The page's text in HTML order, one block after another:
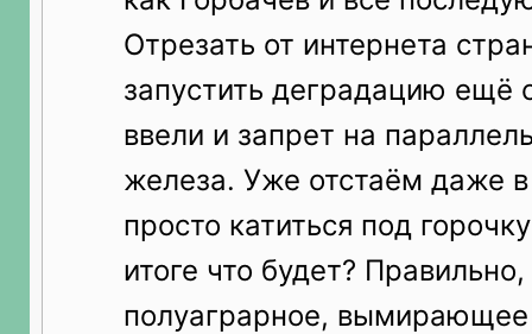
Отрезать от интернета
запустить деградацию ещё
ввели и запрет на
железа. Уже отстаём даже
просто катиться под
итоге что будет?
полуаграрное, вымирающее